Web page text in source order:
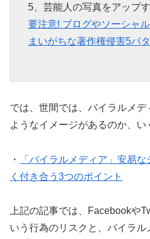
5、芸能人の写真をアップ
要注意! ブログやソーシャ
まいがちな著作権侵害5パ
では、世間では、バイラルメ
ようなイメージがあるのか、い
・
「バイラルメディア」安易
く付き合う3つのポイント
上記の記事では、Facebookや
いう行為のリスクと、バイラル